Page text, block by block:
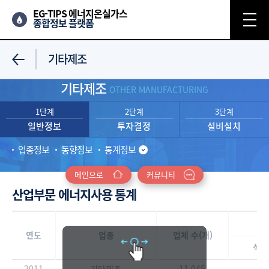
EG-TIPS 에너지온실가스
종합정보 플랫폼
기타제조
기타제조 OTHER MANUFACTURING
1단계
일반정보
업종정보
동향정보 통계정보
2단계
투자결정
3단계
설비설치
메인으로 커뮤니티
산업부문 에너지사용 통계
연도 업종
업체 수(개)
석